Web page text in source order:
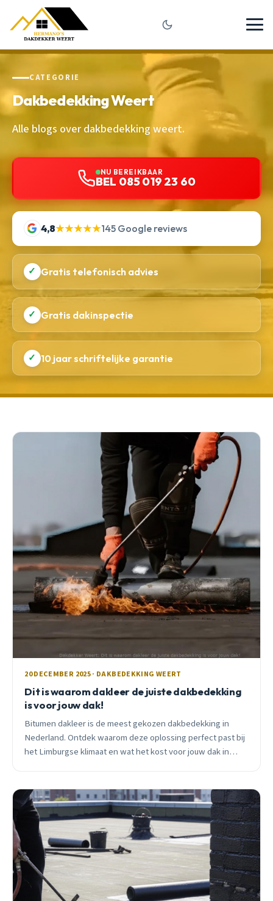
CATEGORIE
Dakbedekking Weert
Alle blogs over dakbedekking weert.
NU BEREIKBAAR
BEL 085 019 23 60
4,8★★★★★145 Google reviews
✓ Gratis telefonisch advies
✓ Gratis dakinspectie
✓ 10 jaar schriftelijke garantie
20 DECEMBER 2025 · DAKBEDEKKING WEERT
Dit is waarom dakleer de juiste dakbedekking
is voor jouw dak!
Bitumen dakleer is de meest gekozen dakbedekking in
Nederland. Ontdek waarom deze oplossing perfect past bij
het Limburgse klimaat en wat het kost voor jouw dak in